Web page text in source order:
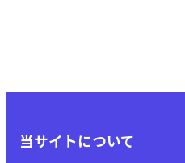
当サイトについて